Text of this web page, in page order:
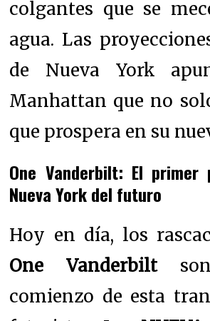
colgantes que se
agua. Las
de Nueva York
Manhattan que no
que prospera en su
One Vanderbilt: El primer
Nueva York del futuro
Hoy en día, los
One Vanderbilt
comienzo de esta